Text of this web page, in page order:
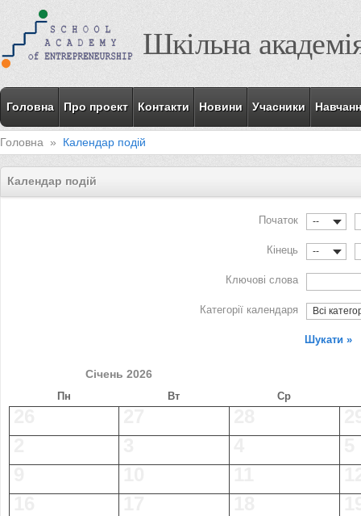
Шкільна
Головна Про проект Контакти Новини Учасники
Головна » Календар подій
Календар подій
Початок --
Кінець --
Ключові слова
Категорії календаря Всі
Січень 2026
Пн Вт Ср